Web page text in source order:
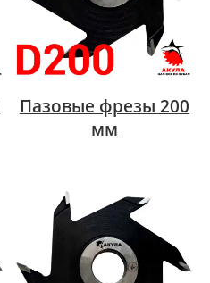
Пазовые фрезы 200
мм